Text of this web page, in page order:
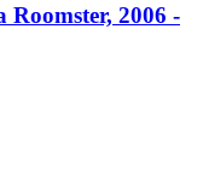
Roomster, 2006 -